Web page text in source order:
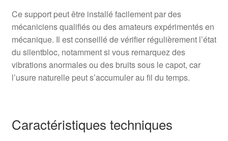
Ce support peut être installé facilement par des
mécaniciens qualifiés ou des amateurs expérimentés en
mécanique. Il est conseillé de vérifier régulièrement l’état
du silentbloc, notamment si vous remarquez des
vibrations anormales ou des bruits sous le capot, car
l’usure naturelle peut s’accumuler au fil du temps.
Caractéristiques techniques